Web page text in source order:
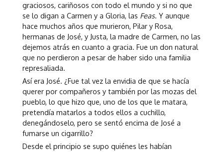
graciosos, cariñosos con todo el mundo y si no que
se lo digan a Carmen y a Gloria, las Feas. Y aunque
hace muchos años que murieron, Pilar y Rosa,
hermanas de José, y Justa, la madre de Carmen, no las
dejemos atrás en cuanto a gracia. Fue un don natural
que no perdieron a pesar de haber sido una familia
represaliada.
Así era José. ¿Fue tal vez la envidia de que se hacía
querer por compañeros y también por las mozas del
pueblo, lo que hizo que, uno de los que le matara,
pretendía matarlos a todos ellos a cuchillo,
denegándoselo, pero se sentó encima de José a
fumarse un cigarrillo?
Desde el principio se supo quiénes les habían